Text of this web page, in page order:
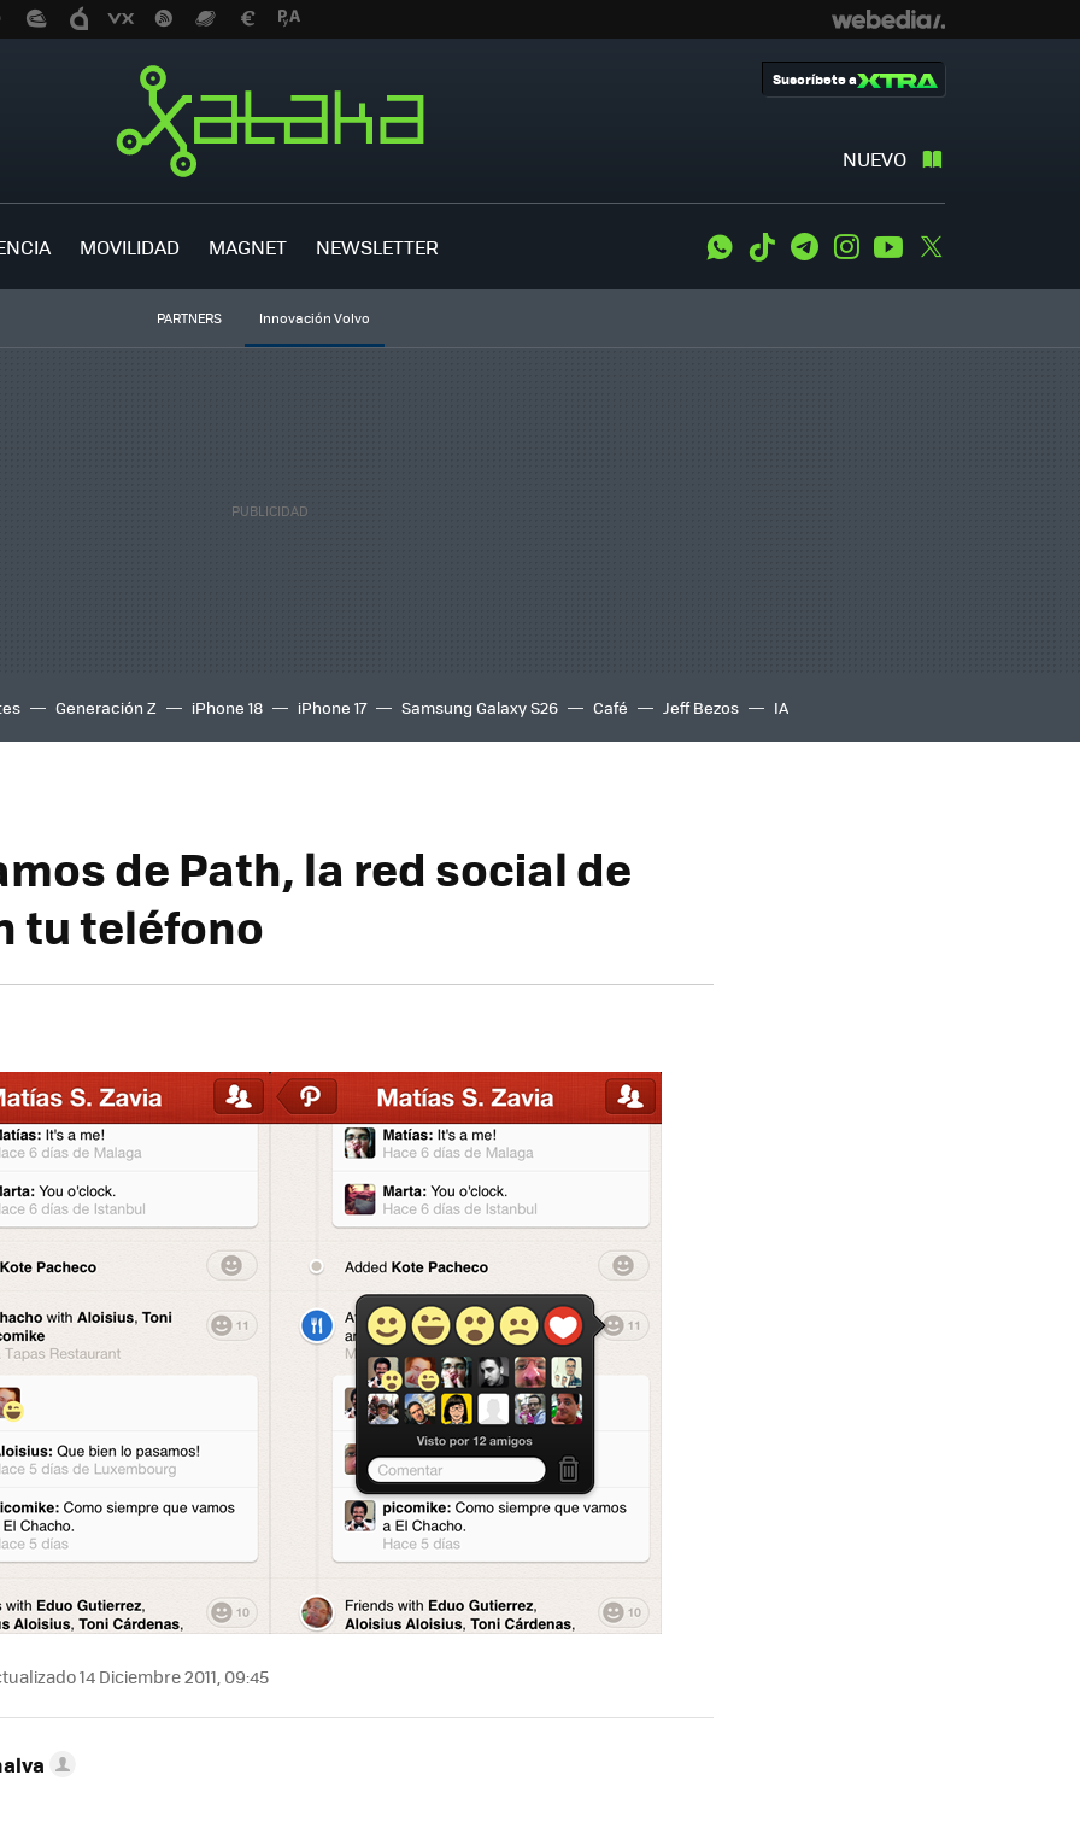
NUEVO
Suscríbete a
MOVILIDAD MAGNET NEWSLETTER WhatsApp
Tiktok TelegramInstagramYoutube
PARTNERS Innovación Volvo
Generación Z iPhone 18 iPhone 17 Samsung Galaxy S26 Café Jeff Bezos IA
de Path, la red social de
tu teléfono
14 Diciembre 2011, 09:45